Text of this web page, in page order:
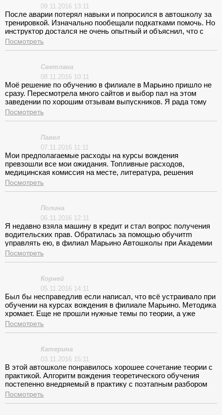
09.11.2016 13:11
После аварии потерял навыки и попросился в автошколу за
тренировкой. Изначально пообещали подкатками помочь. Но
инструктор достался не очень опытный и объяснил, что с
такой категорией не работает. Заменить отказались. Потерял
время. Очень огорчен.
Посмотреть
Светлана
08.11.2016 10:11
Моё решение по обучению в филиале в Марьино пришло не
сразу. Пересмотрела много сайтов и выбор пал на этом
заведении по хорошим отзывам выпускников. Я рада тому
что, обучалась здесь. Очень современная методика
алгоритмов вождения. Быстро запоминается и устойчиво
ситуаций. Выпускаешься уверенным водителем.
Посмотреть
Павел
07.11.2016 11:11
Мои предполагаемые расходы на курсы вождения
превзошли все мои ожидания. Топливные расходов,
медицинская комиссия на месте, литература, решения
вопроса при сдаче окончательных экзаменов, определили
заоблачную сумму. Не верьте в сумму указанную в рекламе
Посмотреть
Полина
06.11.2016 12:11
Я недавно взяла машину в кредит и стал вопрос получения
водительских прав. Обратилась за помощью обучитm
управлять ею, в филиал Марьино Автошколы при Академии
президента на ул. Люблинская. Скажу, что осталась очень
довольна сервисом этого учреждения. Все сотрудники
работой всех служб. Особо хочу отметить инструктора
Артамонова Кирилла. Благодаря его мастерству и
неимоверному терпению, я владею навыками и безопасно
езжу.
Посмотреть
Корней
05.11.2016 14:11
Был бы несправедлив если написал, что всё устраивало при
обучении на курсах вождения в филиале Марьино. Методика
хромает. Еще не прошли нужные темы по теории, а уже
начались практические занятия. И были не совпадения в
изложении материала инструктора и преподавателя. Это
Посмотреть
Катерина
03.11.2016 15:11
В этой автошколе понравилось хорошее сочетание теории с
практикой. Алгоритм вождения теоретического обучения
постепенно внедряемый в практику с поэтапным разбором
ситуаций на дороге дал свой положительный эффект.
Запоминается намного быстрее нежели при обычной схеме.
Посмотреть